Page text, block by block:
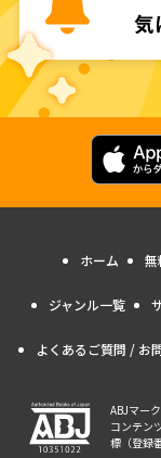
ホーム 無
ジャンル一覧
よくあるご質問 / お
ABJマー
コンテン
標（登録